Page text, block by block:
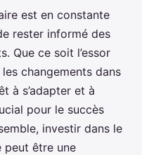
est en constante
rester informé des
Que ce soit l’essor
changements dans
à s’adapter et à
pour le succès
investir dans le
peut être une